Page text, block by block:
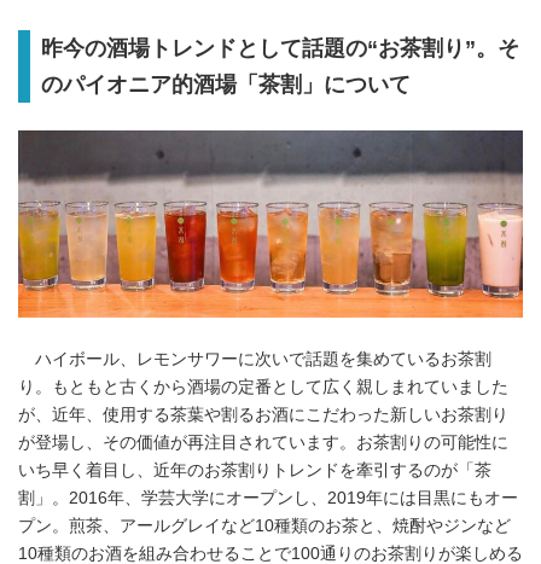
昨今の酒場トレンドとして話題の“お茶割り”。そ
のパイオニア的酒場「茶割」について
ハイボール、レモンサワーに次いで話題を集めているお茶割
り。もともと古くから酒場の定番として広く親しまれていました
が、近年、使用する茶葉や割るお酒にこだわった新しいお茶割り
が登場し、その価値が再注目されています。お茶割りの可能性に
いち早く着目し、近年のお茶割りトレンドを牽引するのが「茶
割」。2016年、学芸大学にオープンし、2019年には目黒にもオー
プン。煎茶、アールグレイなど10種類のお茶と、焼酎やジンなど
10種類のお酒を組み合わせることで100通りのお茶割りが楽しめる